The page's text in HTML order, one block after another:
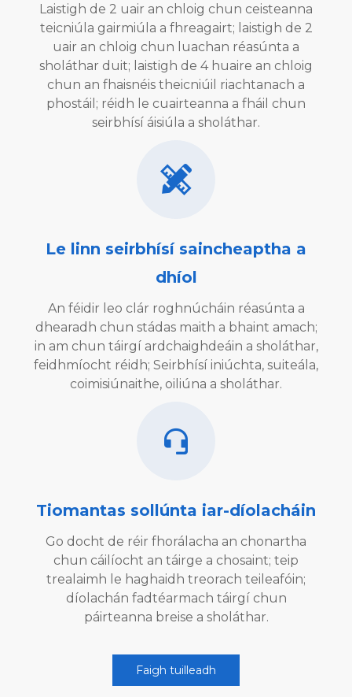
Laistigh de 2 uair an chloig chun ceisteanna
teicniúla gairmiúla a fhreagairt; laistigh de 2
uair an chloig chun luachan réasúnta a
sholáthar duit; laistigh de 4 huaire an chloig
chun an fhaisnéis theicniúil riachtanach a
phostáil; réidh le cuairteanna a fháil chun
seirbhísí áisiúla a sholáthar.
Le linn seirbhísí saincheaptha a
dhíol
An féidir leo clár roghnúcháin réasúnta a
dhearadh chun stádas maith a bhaint amach;
in am chun táirgí ardchaighdeáin a sholáthar,
feidhmíocht réidh; Seirbhísí iniúchta, suiteála,
coimisiúnaithe, oiliúna a sholáthar.
Tiomantas sollúnta iar-díolacháin
Go docht de réir fhorálacha an chonartha
chun cáilíocht an táirge a chosaint; teip
trealaimh le haghaidh treorach teileafóin;
díolachán fadtéarmach táirgí chun
páirteanna breise a sholáthar.
Faigh tuilleadh